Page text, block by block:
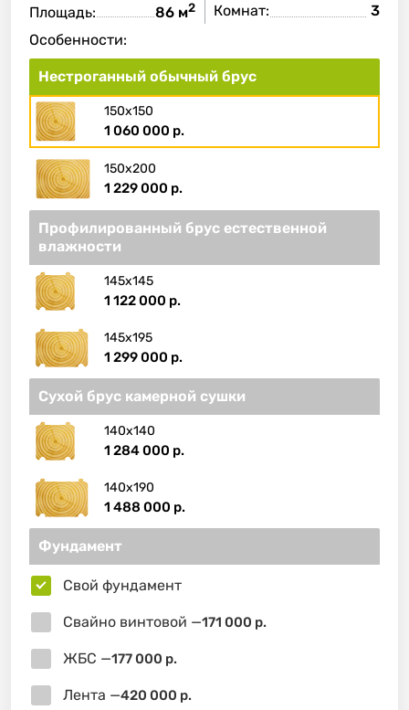
Площадь:
86 м2
Комнат:
3
Особенности:
Нестроганный обычный брус
150х150
1 060 000 р.
150х200
1 229 000 р.
Профилированный брус естественной
влажности
145х145
1 122 000 р.
145х195
1 299 000 р.
Сухой брус камерной сушки
140х140
1 284 000 р.
140х190
1 488 000 р.
Фундамент
Свой фундамент
Свайно винтовой —171 000 р.
ЖБС —177 000 р.
Лента —420 000 р.